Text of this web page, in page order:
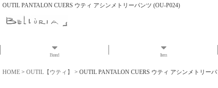
OUTIL PANTALON CUERS ウティ アシンメトリーパンツ (OU-P024)
Brand Item
HOME > OUTIL【ウティ】 > OUTIL PANTALON CUERS ウティ アシンメトリー